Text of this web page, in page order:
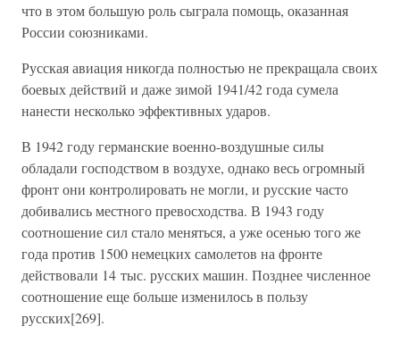
что в этом большую роль сыграла помощь, оказанная
России союзниками.
Русская авиация никогда полностью не прекращала своих
боевых действий и даже зимой 1941/42 года сумела
нанести несколько эффективных ударов.
В 1942 году германские военно-воздушные силы
обладали господством в воздухе, однако весь огромный
фронт они контролировать не могли, и русские часто
добивались местного превосходства. В 1943 году
соотношение сил стало меняться, а уже осенью того же
года против 1500 немецких самолетов на фронте
действовали 14 тыс. русских машин. Позднее численное
соотношение еще больше изменилось в пользу
русских[269].